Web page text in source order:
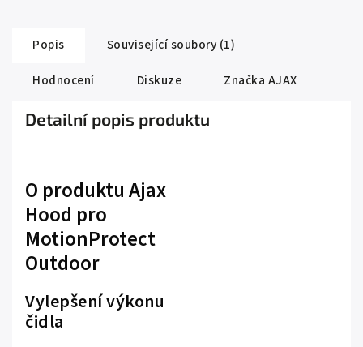
Popis
Související soubory (1)
Hodnocení
Diskuze Značka AJAX
Detailní popis produktu
O produktu Ajax
Hood pro
MotionProtect
Outdoor
Vylepšení výkonu
čidla